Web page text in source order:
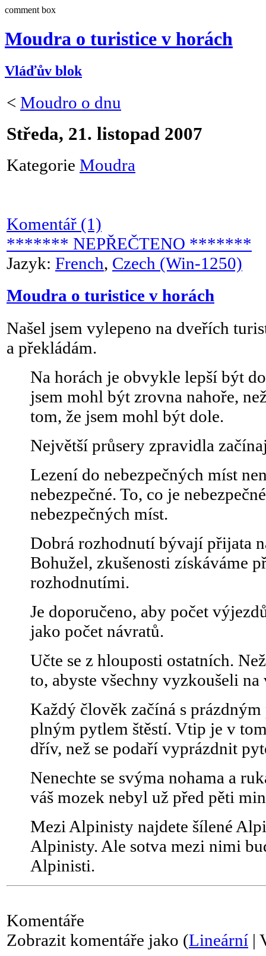
comment box
Moudra o turistice v horách
Vláďův blok
< Moudro o dnu
Středa, 21. listopad 2007
Kategorie Moudra
Komentář (1)
******* NEPŘEČTENO *******
Jazyk: French, Czech (Win-1250)
Moudra o turistice v horách
Našel jsem vylepeno na dveřích
a překládám.
Na horách je obvykle lepší být
jsem mohl být zrovna nahoře,
tom, že jsem mohl být dole.
Největší průsery zpravidla
Lezení do nebezpečných míst
nebezpečné. To, co je
nebezpečných míst.
Dobrá rozhodnutí bývají přijata
Bohužel, zkušenosti získáváme
rozhodnutími.
Je doporučeno, aby počet
jako počet návratů.
Učte se z hlouposti ostatních.
to, abyste všechny vyzkoušeli
Každý člověk začíná s
plným pytlem štěstí. Vtip je v
dřív, než se podaří vyprázdnit
Nenechte se svýma nohama a
váš mozek nebyl už před pěti
Mezi Alpinisty najdete šílené
Alpinisty. Ale sotva mezi nimi
Alpinisti.
Komentáře
Zobrazit komentáře jako (Lineární |